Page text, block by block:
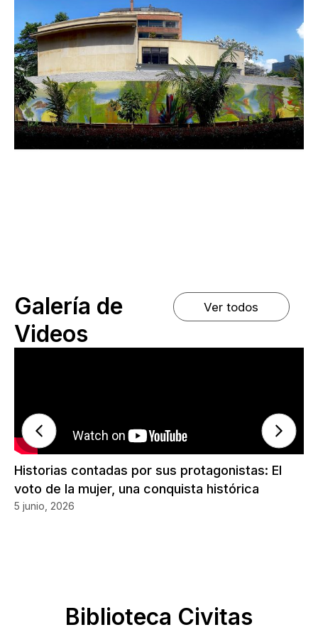
Galería de
Videos
Ver todos
Historias contadas por sus protagonistas: El
voto de la mujer, una conquista histórica
5 junio, 2026
Biblioteca Civitas